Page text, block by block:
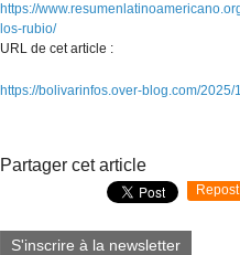
https://
los-rubio/
URL de cet article :
https://bolivarinfos.over-blog.com/
Partager cet article
Repost
S'inscrire à la newsletter